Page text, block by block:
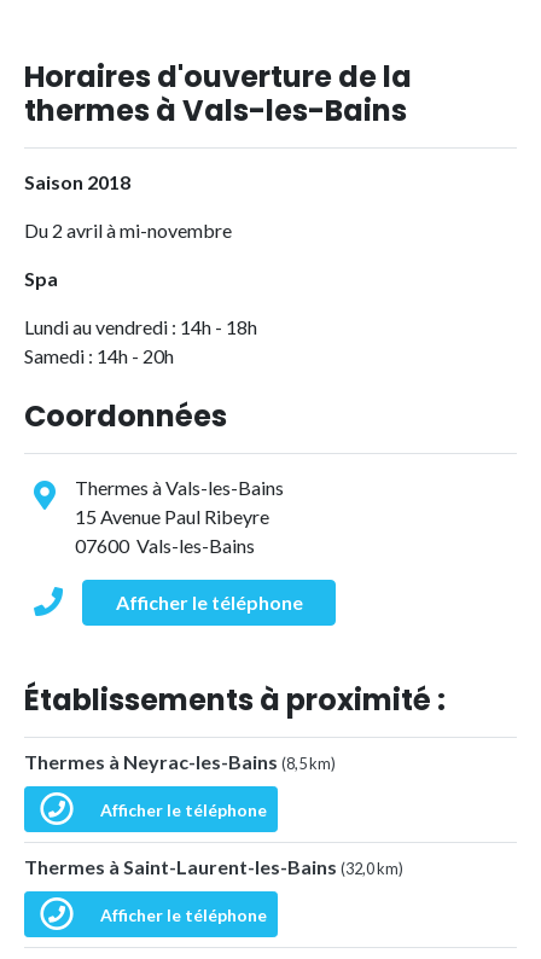
Horaires d'ouverture de la
thermes à Vals-les-Bains
Saison 2018
Du 2 avril à mi-novembre
Spa
Lundi au vendredi : 14h - 18h
Samedi : 14h - 20h
Coordonnées
Thermes à Vals-les-Bains
15 Avenue Paul Ribeyre
07600 Vals-les-Bains
Afficher le téléphone
Établissements à proximité :
Thermes à Neyrac-les-Bains (8,5 km)
Afficher le téléphone
Thermes à Saint-Laurent-les-Bains (32,0 km)
Afficher le téléphone